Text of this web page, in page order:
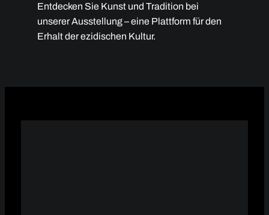
Entdecken Sie Kunst und Tradition bei
unserer Ausstellung – eine Plattform für den
Erhalt der ezidischen Kultur.